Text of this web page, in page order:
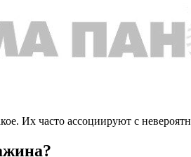
Их часто ассоциируют с